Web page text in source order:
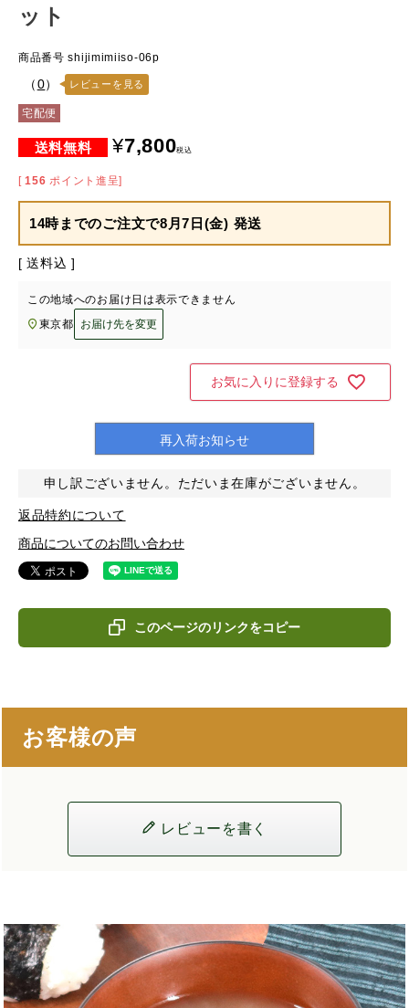
ット
商品番号 shijimimiiso-06p
（0） レビューを見る
宅配便
¥7,800税込
[ 156 ポイント進呈]
14時までのご注文で8月7日(金) 発送
送料込
この地域へのお届け日は表示できません
東京都
お届け先を変更
お気に入りに登録する
再入荷お知らせ
申し訳ございません。ただいま在庫がございません。
返品特約について
商品についてのお問い合わせ
このページのリンクをコピー
お客様の声
レビューを書く